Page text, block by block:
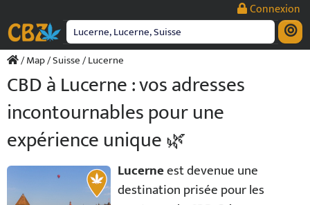
contenu
Connexion
/Map/Suisse/ Lucerne
CBD à Lucerne : vos adresses
incontournables pour une
expérience unique 🌿
Lucerneest devenue une
destination prisée pour les